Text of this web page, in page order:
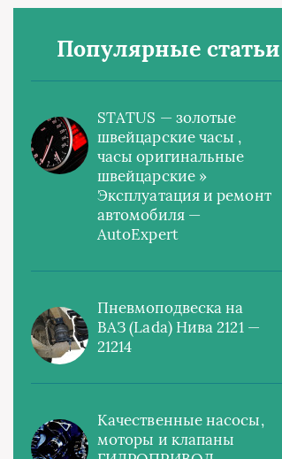
Популярные статьи
STATUS — золотые
швейцарские часы ,
часы оригинальные
швейцарские »
Эксплуатация и ремонт
автомобиля —
AutoExpert
Пневмоподвеска на
ВАЗ (Lada) Нива 2121 —
21214
Качественные насосы,
моторы и клапаны